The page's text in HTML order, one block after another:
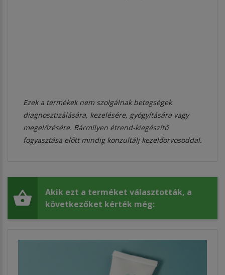
Ezek a termékek nem szolgálnak betegségek
diagnosztizálására, kezelésére, gyógyítására vagy
megelőzésére. Bármilyen étrend-kiegészítő
fogyasztása előtt mindig konzultálj kezelőorvosoddal.
Akik ezt a terméket választották, a
következőket kérték még: